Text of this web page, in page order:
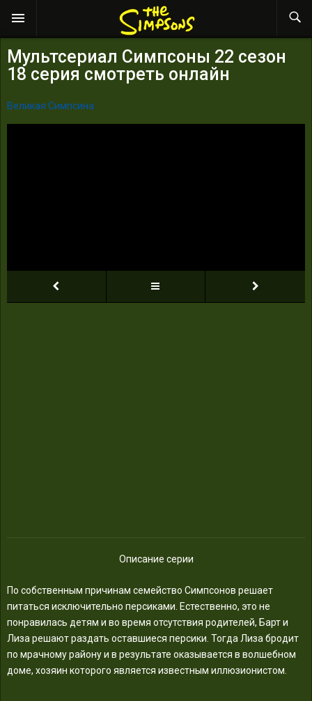
Мультсериал Симпсоны 22 сезон
18 серия смотреть онлайн
Великая Симпсина
Описание серии
По собственным причинам семейство Симпсонов решает
питаться исключительно персиками. Естественно, это не
понравилась детям и во время отсутствия родителей, Барт и
Лиза решают раздать оставшиеся персики. Тогда Лиза бродит
по мрачному району и в результате оказывается в волшебном
доме, хозяин которого является известным иллюзионистом.